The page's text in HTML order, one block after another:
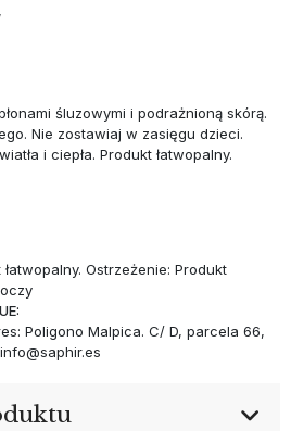
śluzowymi i podrażnioną skórą.
Nie zostawiaj w zasięgu dzieci.
i ciepła. Produkt łatwopalny.
Ostrzeżenie: Produkt
Poligono Malpica. C/ D, parcela 66,